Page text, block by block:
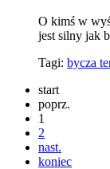
O kimś w
jest silny jak
Tagi: bycza
start
poprz.
1
2
nast.
koniec